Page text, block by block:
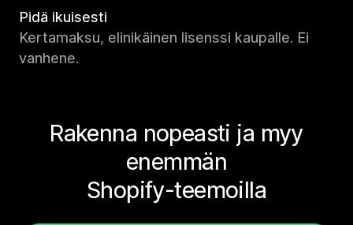
Pidä ikuisesti
Kertamaksu, elinikäinen lisenssi kaupalle. Ei
vanhene.
Rakenna nopeasti ja myy
enemmän
Shopify-teemoilla